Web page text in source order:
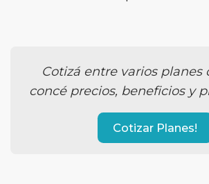
Cotizá entre varios planes
concé precios, beneficios y
Cotizar Planes!